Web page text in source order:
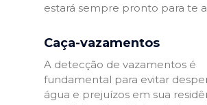
estará sempre pronto para te
Caça-vazamentos
A detecção de vazamentos é
fundamental para evitar
água e prejuízos em sua